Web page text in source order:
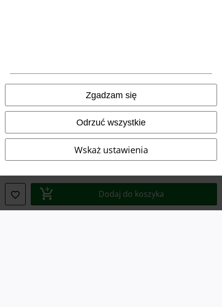
Zgadzam się
Odrzuć wszystkie
Wskaż ustawienia
Dodaj do koszyka
Polityka prywatności
Unieszkodliwianie odpadów i ochrona środowiska
Informacje dotyczące dostępności
Ustawienia Plików Cookie
Skorzystaj z prawa do odstąpienia od umowy
Wszystkie ceny zawierają podatek VAT. Nie zawierająkosztów